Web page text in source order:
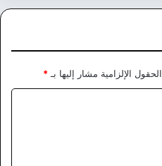
الحقول الإلزامية مشار إليها بـ *